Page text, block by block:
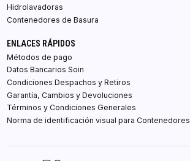
Hidrolavadoras
Contenedores de Basura
ENLACES RÁPIDOS
Métodos de pago
Datos Bancarios Soin
Condiciones Despachos y Retiros
Garantía, Cambios y Devoluciones
Términos y Condiciones Generales
Norma de identificación visual para Contenedores